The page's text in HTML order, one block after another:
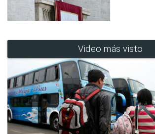
Video más visto